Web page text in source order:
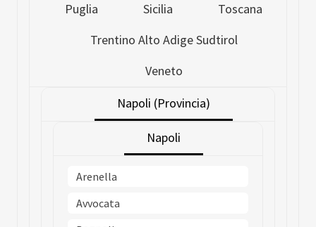
Puglia
Sicilia
Toscana
Trentino Alto Adige Sudtirol
Veneto
Napoli (Provincia)
Napoli
Arenella
Avvocata